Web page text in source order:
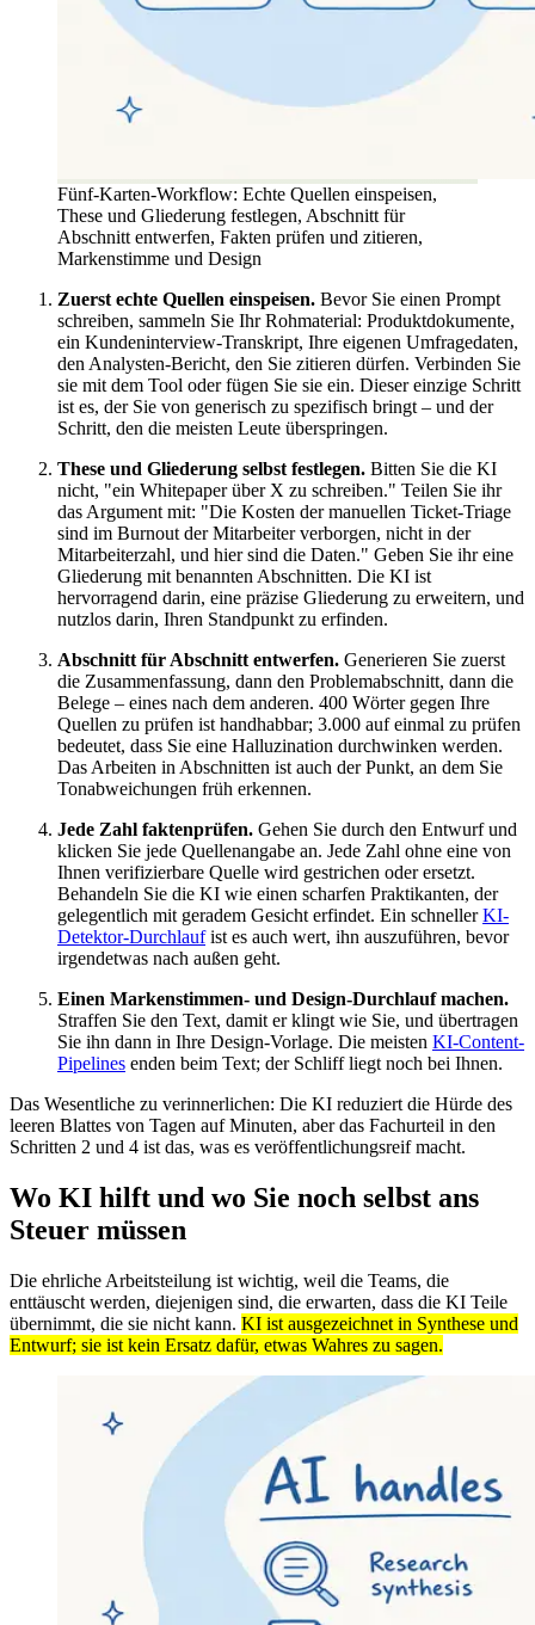
Fünf-Karten-Workflow: Echte Quellen einspeisen,
These und Gliederung festlegen, Abschnitt für
Abschnitt entwerfen, Fakten prüfen und zitieren,
Markenstimme und Design
Zuerst echte Quellen einspeisen. Bevor Sie einen Prompt
schreiben, sammeln Sie Ihr Rohmaterial: Produktdokumente,
ein Kundeninterview-Transkript, Ihre eigenen Umfragedaten,
den Analysten-Bericht, den Sie zitieren dürfen. Verbinden Sie
sie mit dem Tool oder fügen Sie sie ein. Dieser einzige Schritt
ist es, der Sie von generisch zu spezifisch bringt – und der
Schritt, den die meisten Leute überspringen.
These und Gliederung selbst festlegen. Bitten Sie die KI
nicht, "ein Whitepaper über X zu schreiben." Teilen Sie ihr
das Argument mit: "Die Kosten der manuellen Ticket-Triage
sind im Burnout der Mitarbeiter verborgen, nicht in der
Mitarbeiterzahl, und hier sind die Daten." Geben Sie ihr eine
Gliederung mit benannten Abschnitten. Die KI ist
hervorragend darin, eine präzise Gliederung zu erweitern, und
nutzlos darin, Ihren Standpunkt zu erfinden.
Abschnitt für Abschnitt entwerfen. Generieren Sie zuerst
die Zusammenfassung, dann den Problemabschnitt, dann die
Belege – eines nach dem anderen. 400 Wörter gegen Ihre
Quellen zu prüfen ist handhabbar; 3.000 auf einmal zu prüfen
bedeutet, dass Sie eine Halluzination durchwinken werden.
Das Arbeiten in Abschnitten ist auch der Punkt, an dem Sie
Tonabweichungen früh erkennen.
Jede Zahl faktenprüfen. Gehen Sie durch den Entwurf und
klicken Sie jede Quellenangabe an. Jede Zahl ohne eine von
Ihnen verifizierbare Quelle wird gestrichen oder ersetzt.
Behandeln Sie die KI wie einen scharfen Praktikanten, der
gelegentlich mit geradem Gesicht erfindet. Ein schnellerKI-
Detektor-Durchlaufist es auch wert, ihn auszuführen, bevor
irgendetwas nach außen geht.
Einen Markenstimmen- und Design-Durchlauf machen.
Straffen Sie den Text, damit er klingt wie Sie, und übertragen
Sie ihn dann in Ihre Design-Vorlage. Die meisten KI-Content-
Pipelines enden beim Text; der Schliff liegt noch bei Ihnen.
Das Wesentliche zu verinnerlichen: Die KI reduziert die Hürde des
leeren Blattes von Tagen auf Minuten, aber das Fachurteil in den
Schritten 2 und 4 ist das, was es veröffentlichungsreif macht.
Wo KI hilft und wo Sie noch selbst ans
Steuer müssen
Die ehrliche Arbeitsteilung ist wichtig, weil die Teams, die
enttäuscht werden, diejenigen sind, die erwarten, dass die KI Teile
übernimmt, die sie nicht kann. KI ist ausgezeichnet in Synthese und
Entwurf; sie ist kein Ersatz dafür, etwas Wahres zu sagen.